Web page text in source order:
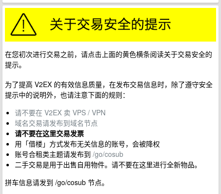
在您初次进行交易之前，请点击上面的黄色横条阅读关于交易安全的
提示。
为了提高 V2EX 的有效信息质量，在发布交易信息时，除了遵守安全
提示中的说明外，也请注意下面的规则：
请不要在 V2EX 卖 VPS / VPN
域名交易请发布到域名节点
请不要在这里交易发票
用「借楼」方式发布无关信息的账号，会被降权
账号合租类主题请发布到 /go/cosub
二手交易是用于出售自用物件。请不要在这里进行全新物品。
拼车信息请发到 /go/cosub 节点。